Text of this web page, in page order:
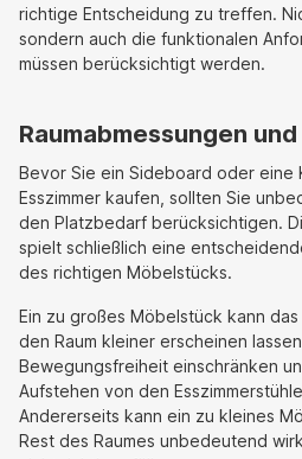
richtige Entscheidung zu treffen.
sondern auch die funktionalen
müssen berücksichtigt werden.
Raumabmessungen
Bevor Sie ein Sideboard oder eine
Esszimmer kaufen, sollten Sie
den Platzbedarf berücksichtigen.
spielt schließlich eine
des richtigen Möbelstücks.
Ein zu großes Möbelstück kann
den Raum kleiner erscheinen
Bewegungsfreiheit einschränken
Aufstehen von den
Andererseits kann ein zu kleines
Rest des Raumes unbedeutend